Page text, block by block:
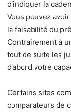
d’indiquer la
Vous pouvez
la faisabilité du
Contrairement à
tout de suite les
d’abord votre
Certains sites
comparateurs de